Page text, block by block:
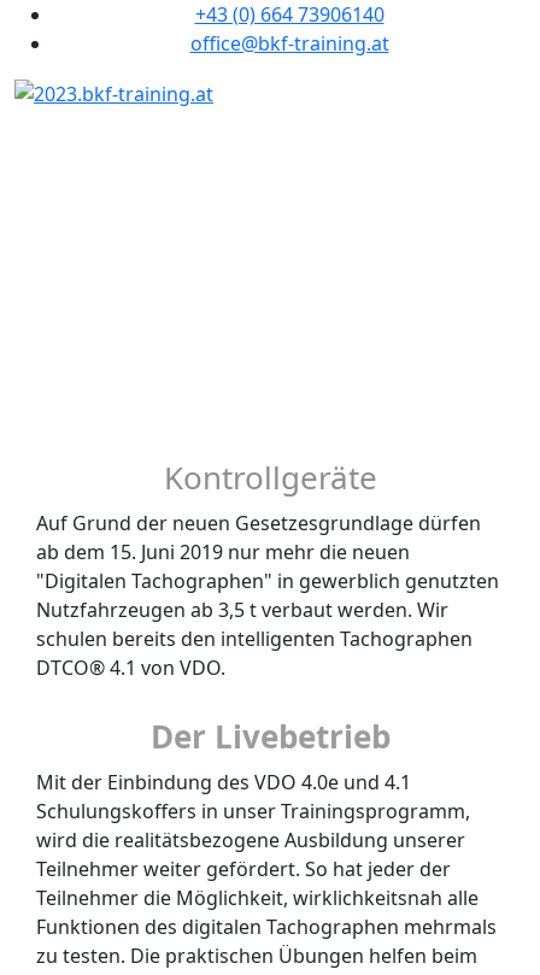
+43 (0) 664 73906140
office@bkf-training.at
Kontrollgeräte
Auf Grund der neuen Gesetzesgrundlage dürfen
ab dem 15. Juni 2019 nur mehr die neuen
"Digitalen Tachographen" in gewerblich genutzten
Nutzfahrzeugen ab 3,5 t verbaut werden. Wir
schulen bereits den intelligenten Tachographen
DTCO® 4.1 von VDO.
Der Livebetrieb
Mit der Einbindung des VDO 4.0e und 4.1
Schulungskoffers in unser Trainingsprogramm,
wird die realitätsbezogene Ausbildung unserer
Teilnehmer weiter gefördert. So hat jeder der
Teilnehmer die Möglichkeit, wirklichkeitsnah alle
Funktionen des digitalen Tachographen mehrmals
zu testen. Die praktischen Übungen helfen beim